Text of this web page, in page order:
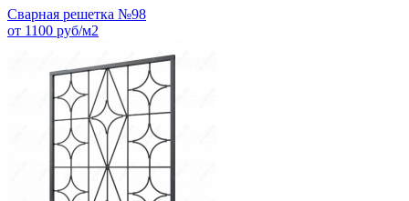
Сварная решетка №98
от 1100 руб/м2